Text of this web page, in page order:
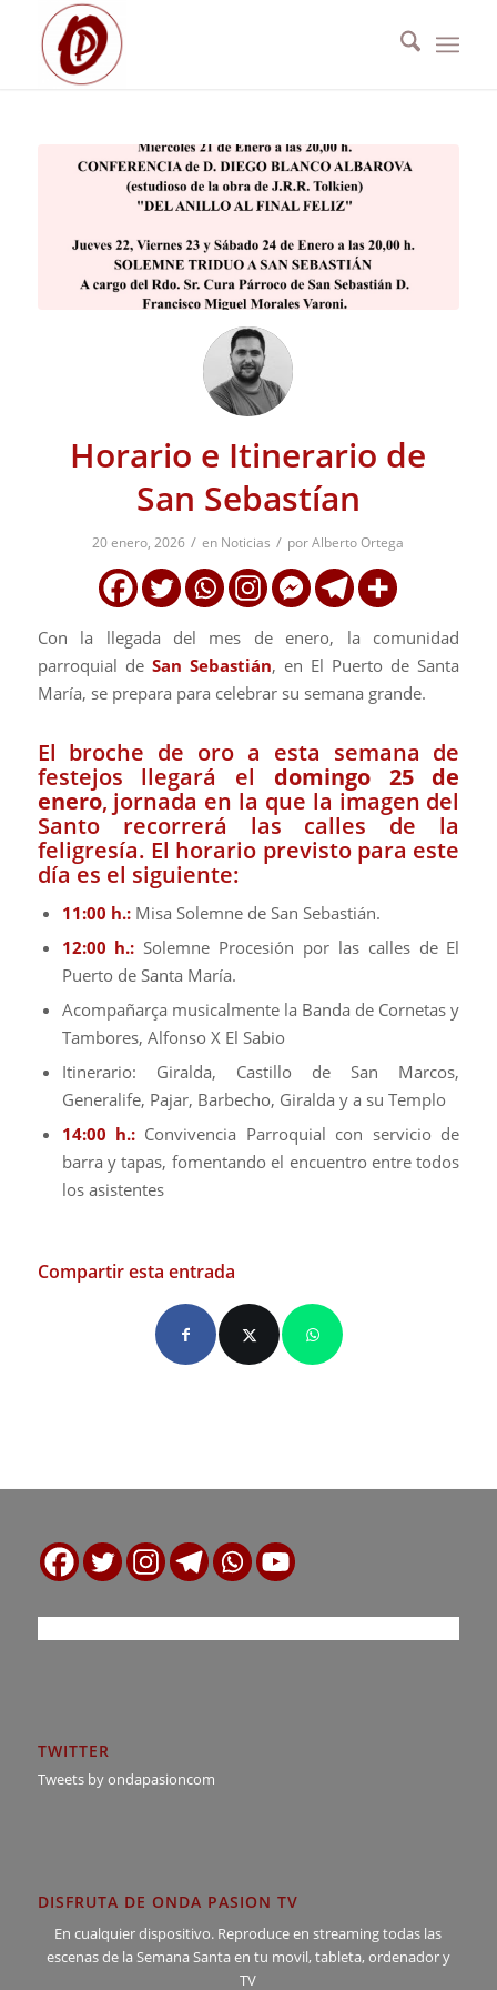
Horario e Itinerario de
San Sebastían
20 enero, 2026 / en Noticias / porAlberto Ortega
Con la llegada del mes de enero, la comunidad
parroquial de San Sebastián, en El Puerto de Santa
María, se prepara para celebrar su semana grande.
​El broche de oro a esta semana de
festejos llegará el domingo 25 de
enero, jornada en la que la imagen del
Santo recorrerá las calles de la
feligresía. El horario previsto para este
día es el siguiente:
11:00 h.:Misa Solemne de San Sebastián.
12:00 h.: Solemne Procesión por las calles de El
Puerto de Santa María.
Acompañarça musicalmente la Banda de Cornetas y
Tambores, Alfonso X El Sabio
Itinerario: Giralda, Castillo de San Marcos,
Generalife, Pajar, Barbecho, Giralda y a su Templo
14:00 h.: Convivencia Parroquial con servicio de
barra y tapas, fomentando el encuentro entre todos
los asistentes
Compartir esta entrada
TWITTER
Tweets by ondapasioncom
DISFRUTA DE ONDA PASION TV
En cualquier dispositivo. Reproduce en streaming todas las
escenas de la Semana Santa en tu movil, tableta, ordenador y
TV